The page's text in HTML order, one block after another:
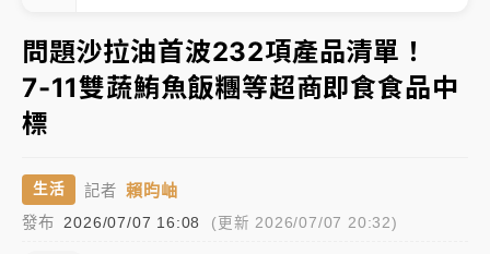
中颱白海豚風雨來了！中部以北防豪雨 今晚、明天影
響最劇烈
白海豚逼近！北市水門只出不進 未移置車輛最高罰
4800＋拖吊費
油價持續凍漲！ 中油宣布下周一汽柴油價格維持不變
▼
問題沙拉油首波232項產品清單！
7-11雙蔬鮪魚飯糰等超商即食食品中
標
生活 記者 賴昀岫
發布 2026/07/07 16:08 (更新 2026/07/07 20:32)